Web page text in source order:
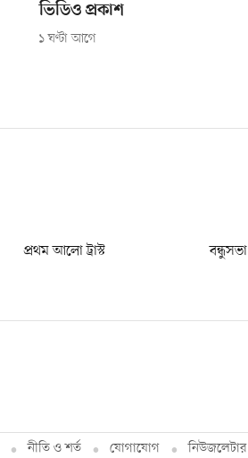
ভিডিও প্রকাশ
১ ঘণ্টা আগে
প্রথম আলো ট্রাস্ট বন্ধুসভা
নীতি ও শর্ত যোগাযোগ নিউজলেটার